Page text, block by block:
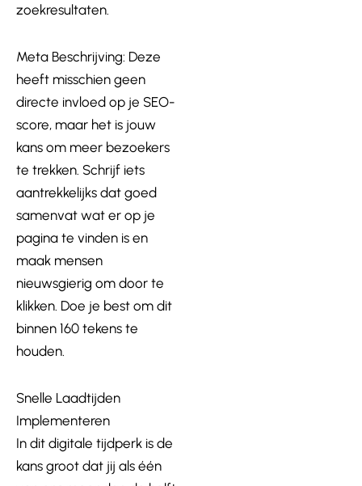
zoekresultaten.
Meta Beschrijving: Deze
heeft misschien geen
directe invloed op je SEO-
score, maar het is jouw
kans om meer bezoekers
te trekken. Schrijf iets
aantrekkelijks dat goed
samenvat wat er op je
pagina te vinden is en
maak mensen
nieuwsgierig om door te
klikken. Doe je best om dit
binnen 160 tekens te
houden.
Snelle Laadtijden
Implementeren
In dit digitale tijdperk is de
kans groot dat jij als één